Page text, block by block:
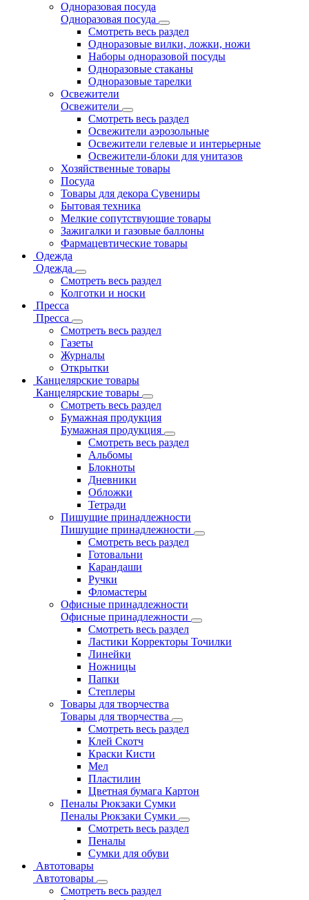
Одноразовая посуда
Одноразовая посуда
Смотреть весь раздел
Одноразовые вилки, ложки, ножи
Наборы одноразовой посуды
Одноразовые стаканы
Одноразовые тарелки
Освежители
Освежители
Смотреть весь раздел
Освежители аэрозольные
Освежители гелевые и интерьерные
Освежители-блоки для унитазов
Хозяйственные товары
Посуда
Товары для декора Сувениры
Бытовая техника
Мелкие сопутствующие товары
Зажигалки и газовые баллоны
Фармацевтические товары
Одежда
Одежда
Смотреть весь раздел
Колготки и носки
Пресса
Пресса
Смотреть весь раздел
Газеты
Журналы
Открытки
Канцелярские товары
Канцелярские товары
Смотреть весь раздел
Бумажная продукция
Бумажная продукция
Смотреть весь раздел
Альбомы
Блокноты
Дневники
Обложки
Тетради
Пишущие принадлежности
Пишущие принадлежности
Смотреть весь раздел
Готовальни
Карандаши
Ручки
Фломастеры
Офисные принадлежности
Офисные принадлежности
Смотреть весь раздел
Ластики Корректоры Точилки
Линейки
Ножницы
Папки
Степлеры
Товары для творчества
Товары для творчества
Смотреть весь раздел
Клей Скотч
Краски Кисти
Мел
Пластилин
Цветная бумага Картон
Пеналы Рюкзаки Сумки
Пеналы Рюкзаки Сумки
Смотреть весь раздел
Пеналы
Сумки для обуви
Автотовары
Автотовары
Смотреть весь раздел